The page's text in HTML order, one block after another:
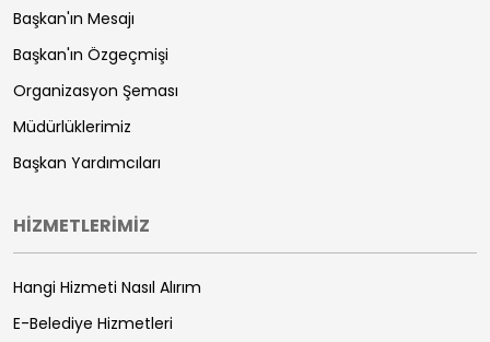
Başkan'ın Mesajı
Başkan'ın Özgeçmişi
Organizasyon Şeması
Müdürlüklerimiz
Başkan Yardımcıları
HİZMETLERİMİZ
Hangi Hizmeti Nasıl Alırım
E-Belediye Hizmetleri